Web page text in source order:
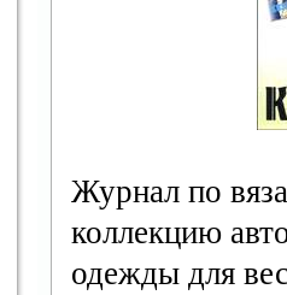
Журнал по
коллекцию
одежды для